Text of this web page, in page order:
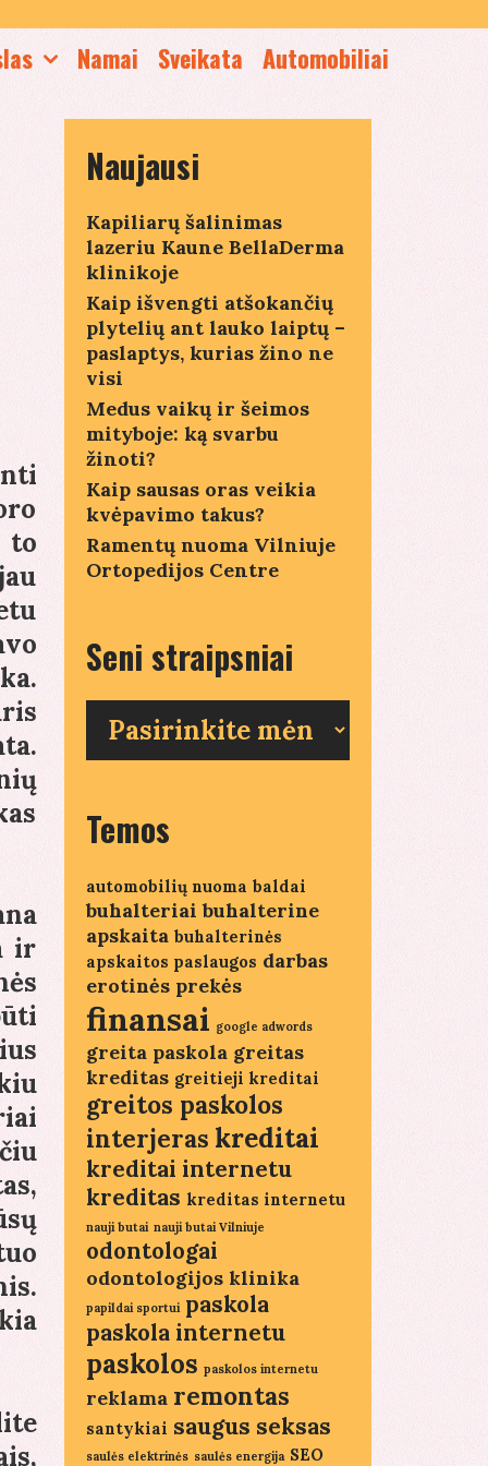
Namai Sveikata Automobiliai
to
ir
Naujausi
Kapiliarų šalinimas
lazeriu Kaune BellaDerma
klinikoje
Kaip išvengti atšokančių
plytelių ant lauko laiptų –
paslaptys, kurias žino ne
visi
Medus vaikų ir šeimos
mityboje: ką svarbu
žinoti?
Kaip sausas oras veikia
kvėpavimo takus?
Ramentų nuoma Vilniuje
Ortopedijos Centre
Seni straipsniai
straipsniai
Temos
automobilių nuoma baldai
buhalteriai buhalterine
apskaita buhalterinės
apskaitos paslaugos darbas
erotinės prekės
finansai google adwords
greita paskola greitas
kreditas greitieji kreditai
greitos paskolos
interjeras kreditai
kreditai internetu
kreditas kreditas internetu
nauji butai nauji butai Vilniuje
odontologai
odontologijos klinika
papildai sportui paskola
paskola internetu
paskolos paskolos internetu
reklama remontas
santykiai saugus seksas
saulės elektrinės saulės energija SEO